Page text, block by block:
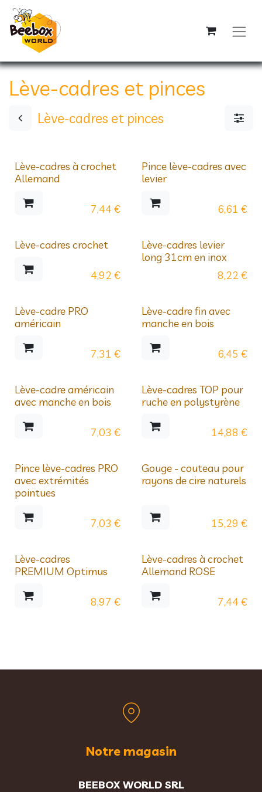
Se rendre au contenu
Lève-cadres et pinces
Lève-cadres et pinces
Lève-cadres à crochet
Allemand
7,44 €
Pince lève-cadres avec
levier
6,61 €
Lève-cadres crochet
4,92 €
Lève-cadres levier
long 31cm en inox
8,22 €
Lève-cadre PRO
américain
7,31 €
Lève-cadre fin avec
manche en bois
6,45 €
Lève-cadre américain
avec manche en bois
7,03 €
Lève-cadres TOP pour
ruche en polystyrène
14,88 €
Pince lève-cadres PRO
avec extrémités
pointues
7,03 €
Gouge - couteau pour
rayons de cire naturels
15,29 €
Lève-cadres
PREMIUM Optimus
8,97 €
Lève-cadres à crochet
Allemand ROSE
7,44 €
Notre magasin
BEEBOX WORLD SRL